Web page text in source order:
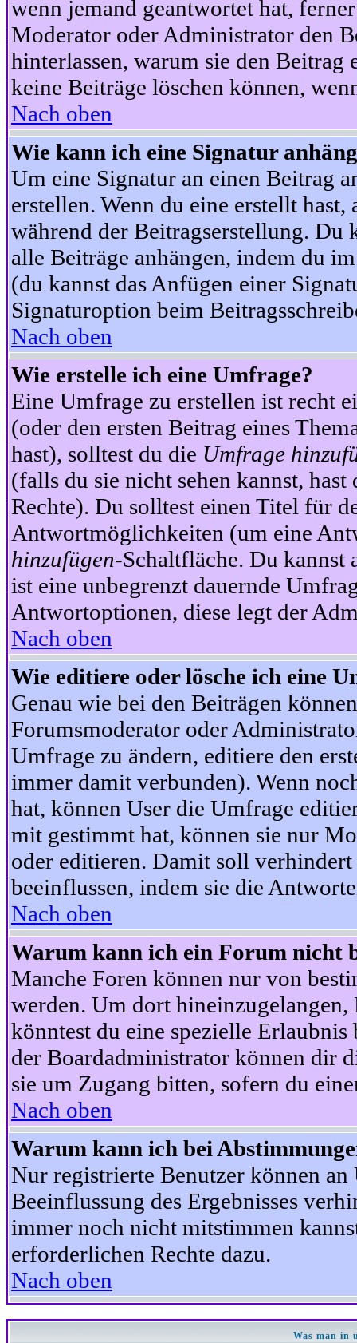
wenn jemand geantwortet hat,
Moderator oder Administrator den
hinterlassen, warum sie den Beitrag
keine Beiträge löschen können,
Nach oben
Wie kann ich eine Signatur
Um eine Signatur an einen Beitrag
erstellen. Wenn du eine erstellt
während der Beitragserstellung. Du
alle Beiträge anhängen, indem du
(du kannst das Anfügen einer
Signaturoption beim
Nach oben
Wie erstelle ich eine Umfrage?
Eine Umfrage zu erstellen ist recht
(oder den ersten Beitrag eines
hast), solltest du die Umfrage
(falls du sie nicht sehen kannst,
Rechte). Du solltest einen Titel für
Antwortmöglichkeiten (um eine
hinzufügen-Schaltfläche. Du
ist eine unbegrenzt dauernde
Antwortoptionen, diese legt der
Nach oben
Wie editiere oder lösche ich eine
Genau wie bei den Beiträgen
Forumsmoderator oder
Umfrage zu ändern, editiere den
immer damit verbunden). Wenn
hat, können User die Umfrage
mit gestimmt hat, können sie nur
oder editieren. Damit soll
beeinflussen, indem sie die
Nach oben
Warum kann ich ein Forum nicht
Manche Foren können nur von
werden. Um dort hineinzugelangen,
könntest du eine spezielle
der Boardadministrator können dir
sie um Zugang bitten, sofern du
Nach oben
Warum kann ich bei
Nur registrierte Benutzer können
Beeinflussung des Ergebnisses
immer noch nicht mitstimmen
erforderlichen Rechte dazu.
Nach oben
Was man in